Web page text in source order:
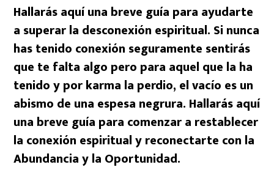
Hallarás aquí una breve guía para ayudarte
a superar la desconexión espiritual. Si nunca
has tenido conexión seguramente sentirás
que te falta algo pero para aquel que la ha
tenido y por karma la perdio, el vacío es un
abismo de una espesa negrura. Hallarás aquí
una breve guía para comenzar a restablecer
la conexión espiritual y reconectarte con la
Abundancia y la Oportunidad.